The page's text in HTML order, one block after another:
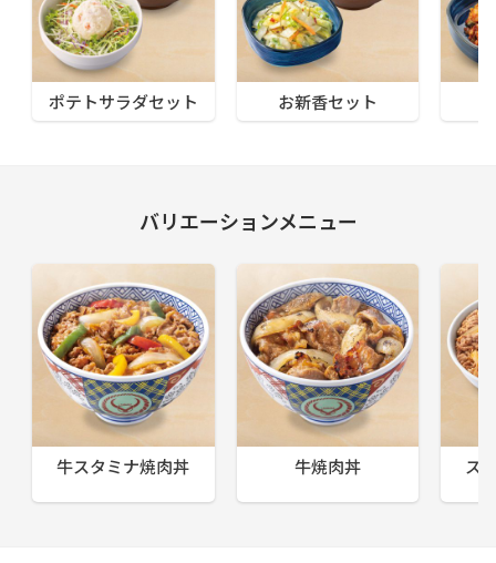
ポテトサラダセット お新香セット
バリエーションメニュー
牛スタミナ焼肉丼 牛焼肉丼 ス